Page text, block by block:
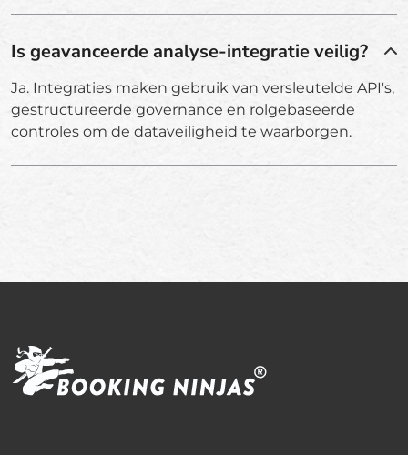
Is geavanceerde analyse-integratie veilig?
Ja. Integraties maken gebruik van versleutelde API's,
gestructureerde governance en rolgebaseerde
controles om de dataveiligheid te waarborgen.